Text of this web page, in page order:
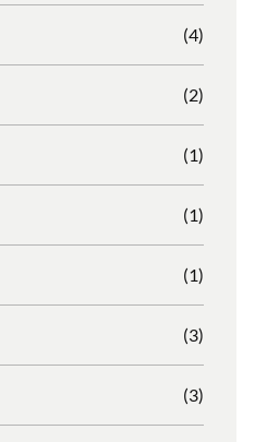
(4)
(2)
(1)
(1)
(1)
(3)
(3)